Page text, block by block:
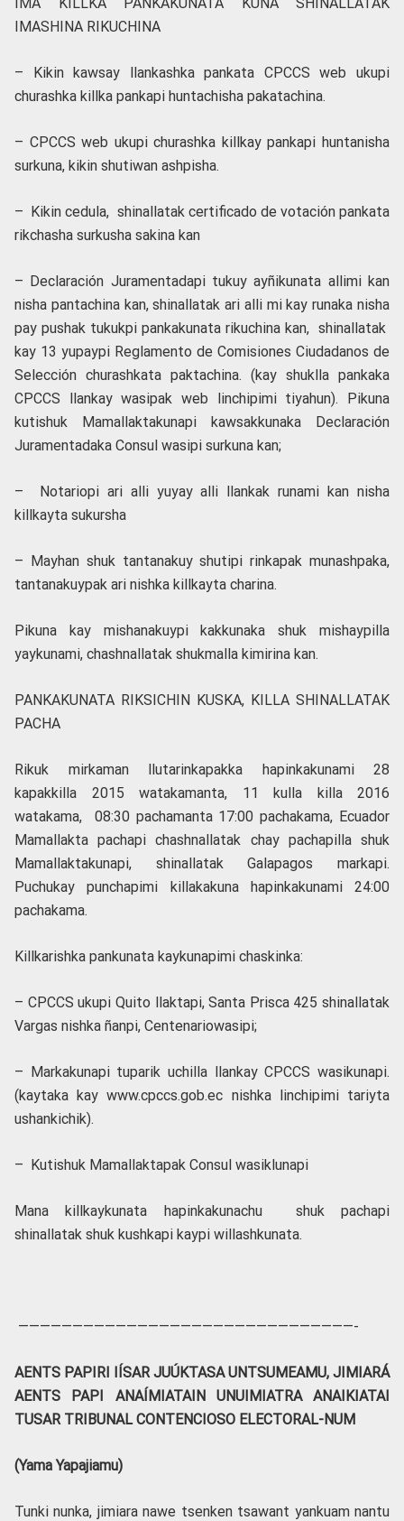
IMASHINA RIKUCHINA
– Kikin kawsay llankashka pankata CPCCS web ukupi
churashka killka pankapi huntachisha pakatachina.
– CPCCS web ukupi churashka killkay pankapi huntanisha
surkuna, kikin shutiwan ashpisha.
– Kikin cedula, shinallatak certificado de votación pankata
rikchasha surkusha sakina kan
– Declaración Juramentadapi tukuy ayñikunata allimi kan
nisha pantachina kan, shinallatak ari alli mi kay runaka nisha
pay pushak tukukpi pankakunata rikuchina kan, shinallatak
kay 13 yupaypi Reglamento de Comisiones Ciudadanos de
Selección churashkata paktachina. (kay shuklla pankaka
CPCCS llankay wasipak web linchipimi tiyahun). Pikuna
kutishuk Mamallaktakunapi kawsakkunaka Declaración
Juramentadaka Consul wasipi surkuna kan;
– Notariopi ari alli yuyay alli llankak runami kan nisha
killkayta sukursha
– Mayhan shuk tantanakuy shutipi rinkapak munashpaka,
tantanakuypak ari nishka killkayta charina.
Pikuna kay mishanakuypi kakkunaka shuk mishaypilla
yaykunami, chashnallatak shukmalla kimirina kan.
PANKAKUNATA RIKSICHIN KUSKA, KILLA SHINALLATAK
PACHA
Rikuk mirkaman llutarinkapakka hapinkakunami 28
kapakkilla 2015 watakamanta, 11 kulla killa 2016
watakama, 08:30 pachamanta 17:00 pachakama, Ecuador
Mamallakta pachapi chashnallatak chay pachapilla shuk
Mamallaktakunapi, shinallatak Galapagos markapi.
Puchukay punchapimi killakakuna hapinkakunami 24:00
pachakama.
Killkarishka pankunata kaykunapimi chaskinka:
– CPCCS ukupi Quito llaktapi, Santa Prisca 425 shinallatak
Vargas nishka ñanpi, Centenariowasipi;
– Markakunapi tuparik uchilla llankay CPCCS wasikunapi.
(kaytaka kay www.cpccs.gob.ec nishka linchipimi tariyta
ushankichik).
– Kutishuk Mamallaktapak Consul wasiklunapi
Mana killkaykunata hapinkakunachu shuk pachapi
shinallatak shuk kushkapi kaypi willashkunata.
———————————————————————————————-
AENTS PAPIRI IÍSAR JUÚKTASA UNTSUMEAMU, JIMIARÁ
AENTS PAPI ANAÍMIATAIN UNUIMIATRA ANAIKIATAI
TUSAR TRIBUNAL CONTENCIOSO ELECTORAL-NUM
(Yama Yapajiamu)
Tunki nunka, jimiara nawe tsenken tsawant yankuam nantu